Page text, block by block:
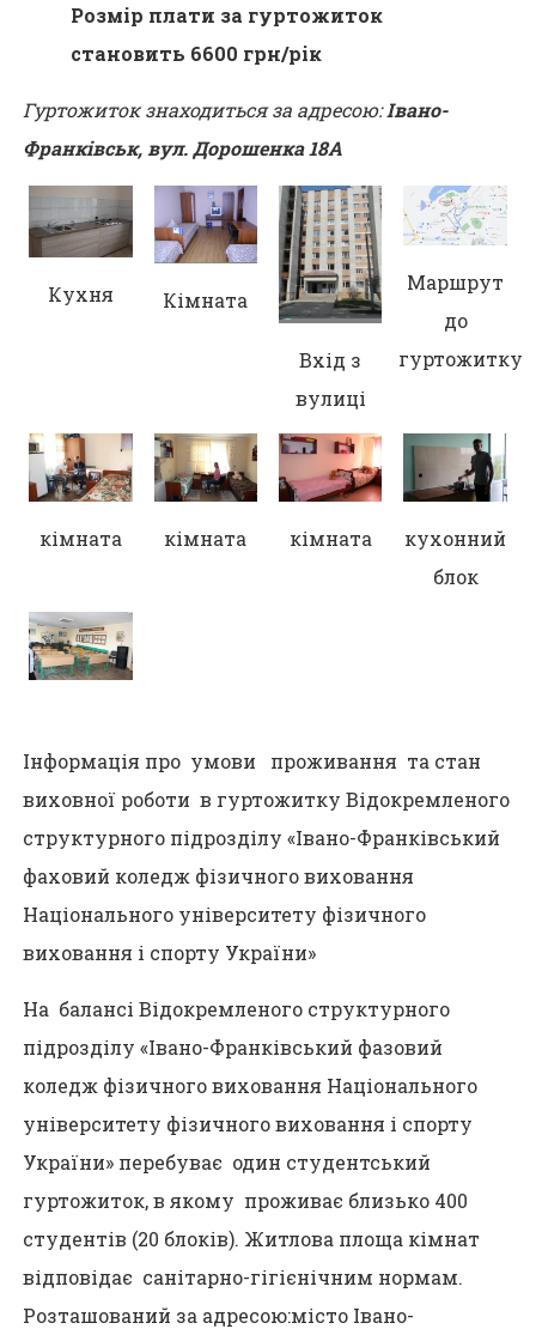
Розмір плати за гуртожиток
становить 6600 грн/рік
Гуртожиток знаходиться за адресою:Івано-
Франківськ, вул. Дорошенка 18А
Кухня Кімната
Вхід з
вулиці
Маршрут
до
гуртожитку
кімната кімната кімната
кухонний
блок
Інформація про умови проживання та стан
виховної роботи в гуртожитку Відокремленого
структурного підрозділу «Івано-Франківський
фаховий коледж фізичного виховання
Національного університету фізичного
виховання і спорту України»
На балансі Відокремленого структурного
підрозділу «Івано-Франківський фазовий
коледж фізичного виховання Національного
університету фізичного виховання і спорту
України» перебуває один студентський
гуртожиток, в якому проживає близько 400
студентів (20 блоків). Житлова площа кімнат
відповідає санітарно-гігієнічним нормам.
Розташований за адресою:місто Івано-